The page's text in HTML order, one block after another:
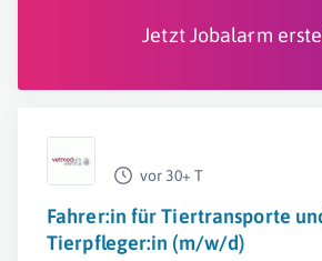
Jetzt Jobalarm
vor 30+ T
Fahrer:in für Tiertransporte
Tierpfleger:in (m/w/d)